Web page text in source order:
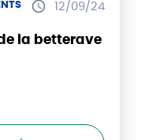
12/09/24
la betterave